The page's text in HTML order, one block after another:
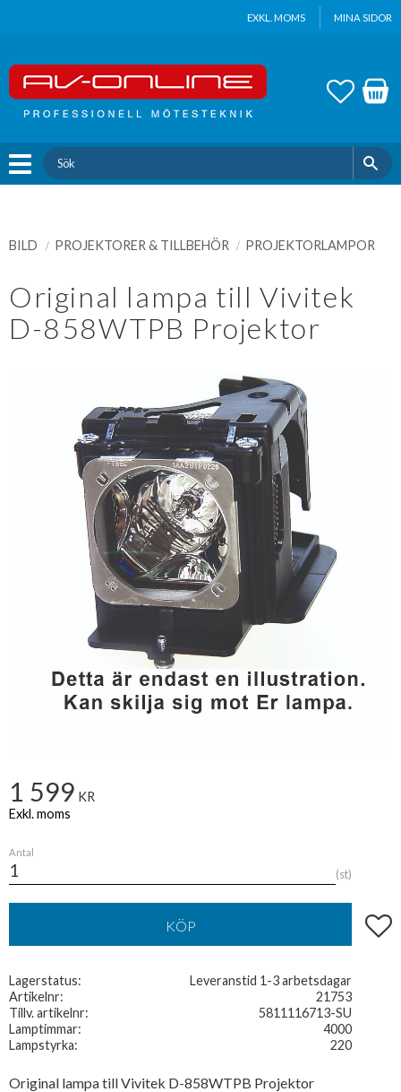
EXKL. MOMS MINA SIDOR
BILD PROJEKTORER & TILLBEHÖR PROJEKTORLAMPOR
Original lampa till Vivitek
D-858WTPB Projektor
1 599 KR
Antal
st
KÖP Lägg
Lagerstatus
Leveranstid 1-3 arbetsdagar
Artikelnr
21753
Tillv. artikelnr
5811116713-SU
Lamptimmar
4000
Lampstyrka
220
Original lampa till Vivitek D-858WTPB Projektor